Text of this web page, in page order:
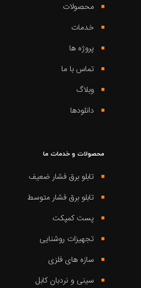
محصولات
خدمات
پروژه ها
تماس با ما
وبلاگ
دانلودها
محصولات و خدمات ما
تابلو برق فشار ضعیف
تابلو برق فشار متوسط
پست کمپکت
تجهیزات روشنایی
سازه های فلزی
سینی و نردبان کابل